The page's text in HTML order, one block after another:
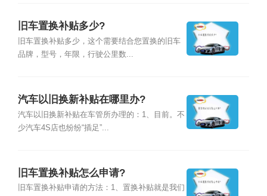
旧车置换补贴多少?
旧车置换补贴多少，这个需要结合您置换的旧车
品牌，型号，年限，行驶公里数...
汽车以旧换新补贴在哪里办?
汽车以旧换新补贴在车管所办理的：1、目前。不
少汽车4S店也纷纷“插足”...
旧车置换补贴怎么申请?
旧车置换补贴申请的方法：1、置换补贴就是我们